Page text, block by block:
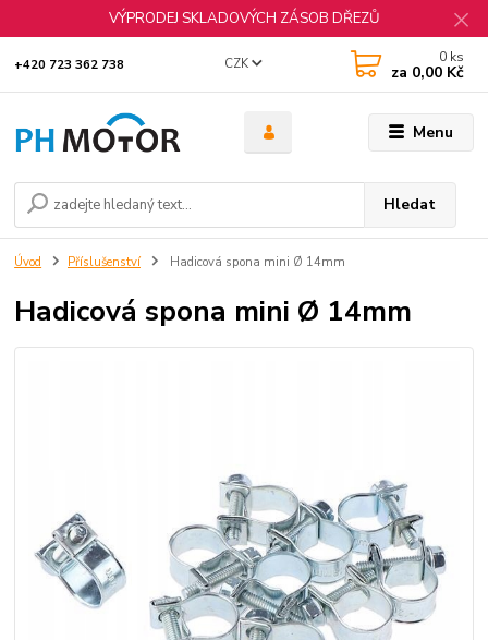
VÝPRODEJ SKLADOVÝCH ZÁSOB DŘEZŮ
Menu
CZK
Hledat
+420 723 362 738 0 ks
za 0,00 Kč
Úvod Příslušenství Hadicová spona mini Ø 14mm
Hadicová spona mini Ø 14mm